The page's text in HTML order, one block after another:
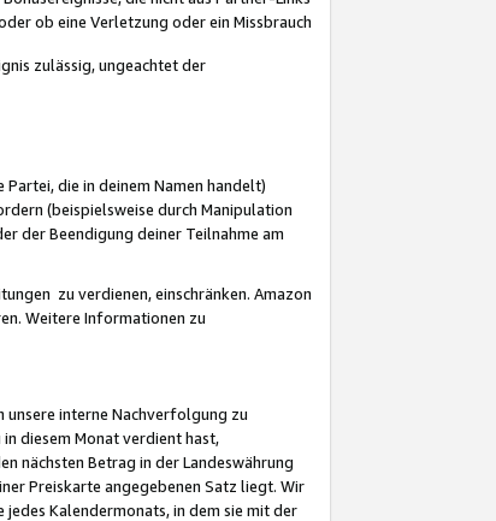
ob eine Verletzung oder ein Missbrauch
zulässig, ungeachtet der
die in deinem Namen handelt)
(beispielsweise durch Manipulation
der Beendigung deiner Teilnahme am
zu verdienen, einschränken. Amazon
Weitere Informationen zu
interne Nachverfolgung zu
diesem Monat verdient hast,
nächsten Betrag in der Landeswährung
Preiskarte angegebenen Satz liegt. Wir
Kalendermonats, in dem sie mit der